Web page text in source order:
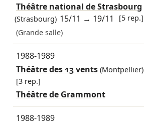
Théâtre national de Strasbourg
(Strasbourg) 15/11 → 19/11
[5 rep.]
(Grande salle)
1988-1989
Théâtre des 13 vents(Montpellier)
[3 rep.]
Théâtre de Grammont
1988-1989